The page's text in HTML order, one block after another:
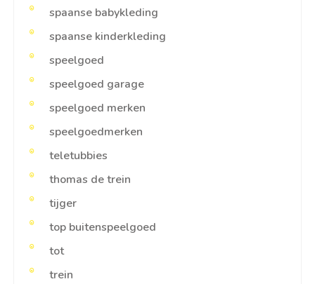
spaanse babykleding
spaanse kinderkleding
speelgoed
speelgoed garage
speelgoed merken
speelgoedmerken
teletubbies
thomas de trein
tijger
top buitenspeelgoed
tot
trein